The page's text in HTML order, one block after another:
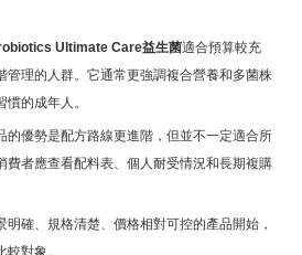
Ultimate Care益生菌適合預算較充
管理的人群。它通常更強調複合營養和多菌株
的成年人。
的優勢是配方路線更進階，但並不一定適合所
費者應查看配料表、個人耐受情況和長期複購
明確、規格清楚、價格相對可控的產品開始，
對象。